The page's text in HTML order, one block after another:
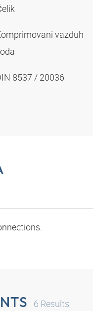
vazduh
8537 / 20036
6 Results